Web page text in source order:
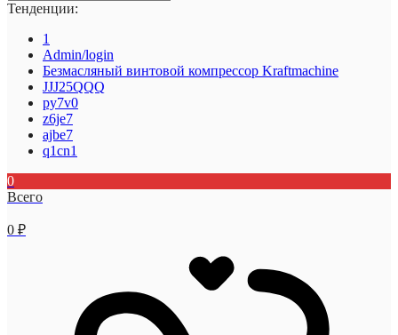
Тенденции:
1
Admin/login
Безмасляный винтовой компрессор Kraftmaсhine
JJJ25QQQ
py7v0
z6je7
ajbe7
q1cn1
0
Всего
0 ₽